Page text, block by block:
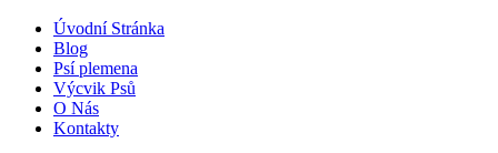
Úvodní Stránka
Blog
Psí plemena
Výcvik Psů
O Nás
Kontakty